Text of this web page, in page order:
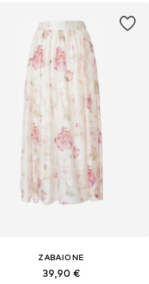
ZABAIONE
39,90 €